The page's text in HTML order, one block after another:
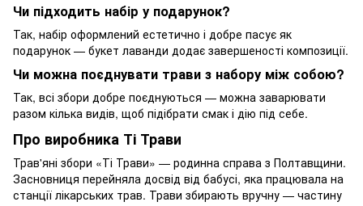
Чи підходить набір у подарунок?
Так, набір оформлений естетично і добре пасує як
подарунок — букет лаванди додає завершеності композиції.
Чи можна поєднувати трави з набору між собою?
Так, всі збори добре поєднуються — можна заварювати
разом кілька видів, щоб підібрати смак і дію під себе.
Про виробника Ті Трави
Трав'яні збори «Ті Трави» — родинна справа з Полтавщини.
Засновниця перейняла досвід від бабусі, яка працювала на
станції лікарських трав. Трави збирають вручну — частину